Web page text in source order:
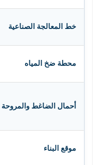
خط المعالجة الصناعية
محطة ضخ المياه
أحمال الضاغط والمروحة
موقع البناء